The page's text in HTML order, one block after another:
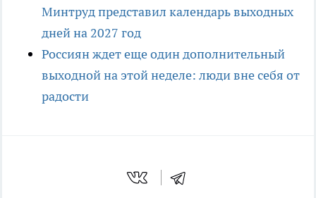
Минтруд представил календарь выходных
дней на 2027 год
Россиян ждет еще один дополнительный
выходной на этой неделе: люди вне себя от
радости